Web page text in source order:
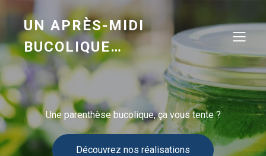
UN APRÈS-MIDI
BUCOLIQUE…
Une parenthèse bucolique, ça vous tente ?
Découvrez nos réalisations